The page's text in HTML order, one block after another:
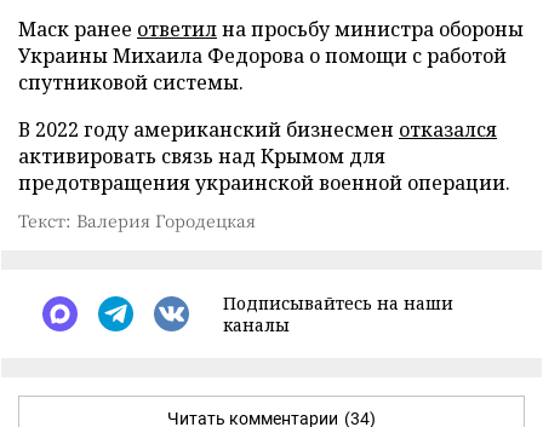
Маск ранее ответилна просьбу министра обороны
Украины Михаила Федорова о помощи с работой
спутниковой системы.
В 2022 году американский бизнесмен отказался
активировать связь над Крымом для
предотвращения украинской военной операции.
Текст: Валерия Городецкая
Подписывайтесь на наши
каналы
Читать комментарии (34)